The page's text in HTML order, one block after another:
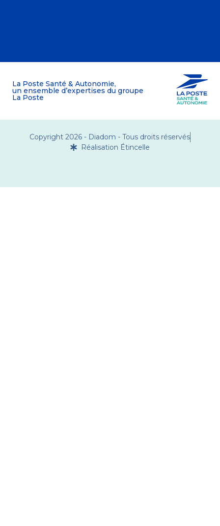
La Poste Santé & Autonomie,
un ensemble d’expertises du groupe
La Poste
Copyright 2026 - Diadom - Tous droits réservés
Réalisation Étincelle